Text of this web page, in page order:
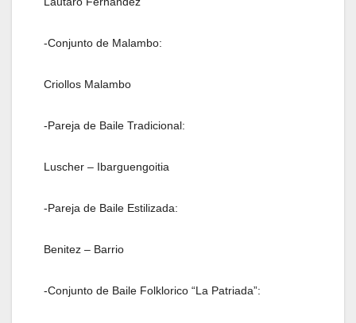
-Conjunto de Malambo:
Criollos Malambo
-Pareja de Baile Tradicional:
Luscher – Ibarguengoitia
-Pareja de Baile Estilizada:
Benitez – Barrio
-Conjunto de Baile Folklorico “La Patriada”: